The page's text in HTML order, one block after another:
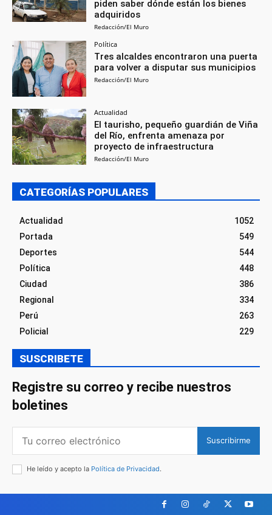
piden saber dónde están los bienes
adquiridos
Redacción/El Muro
Política
Tres alcaldes encontraron una puerta
para volver a disputar sus municipios
Redacción/El Muro
Actualidad
El taurisho, pequeño guardián de Viña
del Río, enfrenta amenaza por
proyecto de infraestructura
Redacción/El Muro
CATEGORÍAS POPULARES
Actualidad
1052
Portada
549
Deportes
544
Política
448
Ciudad
386
Regional
334
Perú
263
Policial
229
SUSCRIBETE
Registre su correo y recibe nuestros
boletines
Suscribirme
He leído y acepto la Política de Privacidad.